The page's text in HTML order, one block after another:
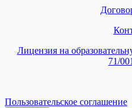
Лицензия на
71/
Пользовательское соглашение